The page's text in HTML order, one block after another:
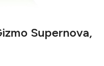
Supernova,